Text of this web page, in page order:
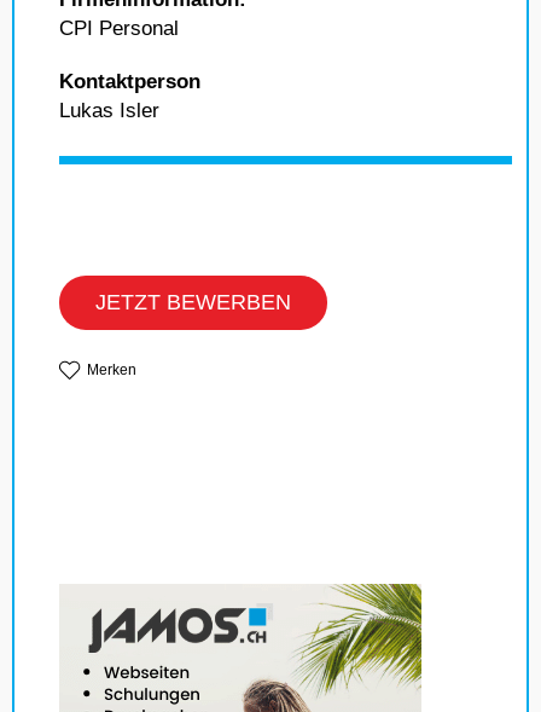
CPI Personal
Kontaktperson
Lukas Isler
JETZT BEWERBEN
Merken